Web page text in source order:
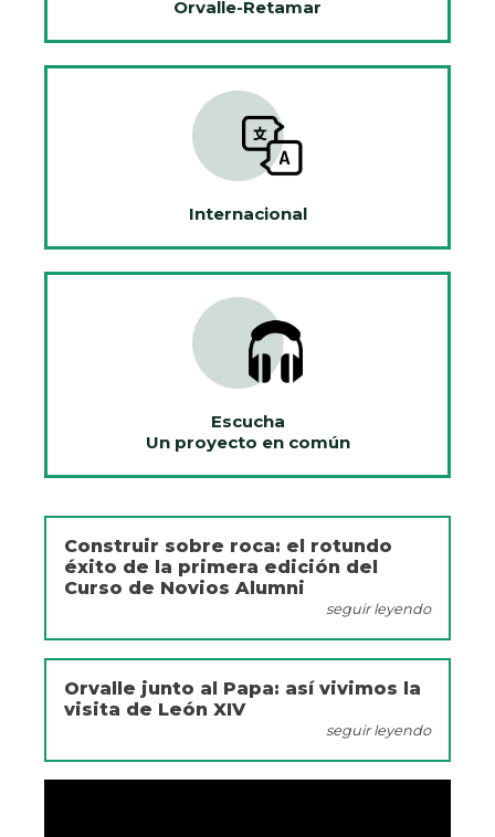
Orvalle-Retamar
Internacional
Escucha
Un proyecto en común
Construir sobre roca: el rotundo
éxito de la primera edición del
Curso de Novios Alumni
seguir leyendo
Orvalle junto al Papa: así vivimos la
visita de León XIV
seguir leyendo